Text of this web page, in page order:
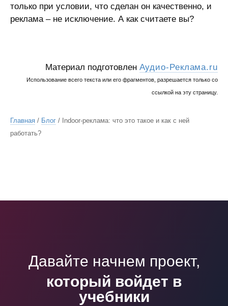
только при условии, что сделан он качественно, и
реклама – не исключение. А как считаете вы?
Материал подготовлен Аудио-Реклама.ru
Использование всего текста или его фрагментов, разрешается только со
ссылкой на эту страницу.
Главная / Блог / Indoor-реклама: что это такое и как с ней
работать?
Давайте начнем проект,
который войдет в
учебники